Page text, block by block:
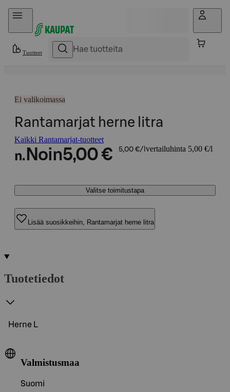
Hyppää sisältöön
Tuotteet
Ei valikoimassa
Rantamarjat herne litra
Kaikki Rantamarjat-tuotteet
n. Noin5,00 € 5,00 €/l vertailuhinta 5,00 €/l
Valitse toimitustapa
Lisää suosikkeihin, Rantamarjat herne litra
Tuotetiedot
Herne L
Valmistusmaa
Suomi